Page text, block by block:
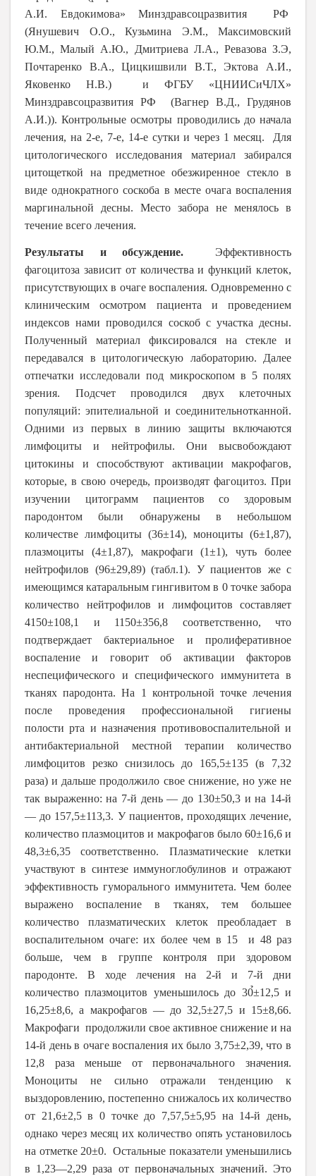
А.И. Евдокимова» Минздравсоцразвития РФ
(Янушевич О.О., Кузьмина Э.М., Максимовский
Ю.М., Малый А.Ю., Дмитриева Л.А., Ревазова З.Э,
Почтаренко В.А., Цицкишвили В.Т., Эктова А.И.,
Яковенко Н.В.) и ФГБУ «ЦНИИСиЧЛХ»
Минздравсоцразвития РФ (Вагнер В.Д., Грудянов
А.И.)). Контрольные осмотры проводились до начала
лечения, на 2-е, 7-е, 14-е сутки и через 1 месяц. Для
цитологического исследования материал забирался
цитощеткой на предметное обезжиренное стекло в
виде однократного соскоба в месте очага воспаления
маргинальной десны. Место забора не менялось в
течение всего лечения.
Результаты и обсуждение. Эффективность
фагоцитоза зависит от количества и функций клеток,
присутствующих в очаге воспаления. Одновременно с
клиническим осмотром пациента и проведением
индексов нами проводился соскоб с участка десны.
Полученный материал фиксировался на стекле и
передавался в цитологическую лабораторию. Далее
отпечатки исследовали под микроскопом в 5 полях
зрения. Подсчет проводился двух клеточных
популяций: эпителиальной и соединительнотканной.
Одними из первых в линию защиты включаются
лимфоциты и нейтрофилы. Они высвобождают
цитокины и способствуют активации макрофагов,
которые, в свою очередь, производят фагоцитоз. При
изучении цитограмм пациентов со здоровым
пародонтом были обнаружены в небольшом
количестве лимфоциты (36±14), моноциты (6±1,87),
плазмоциты (4±1,87), макрофаги (1±1), чуть более
нейтрофилов (96±29,89) (табл.1). У пациентов же с
имеющимся катаральным гингивитом в 0 точке забора
количество нейтрофилов и лимфоцитов составляет
4150±108,1 и 1150±356,8 соответственно, что
подтверждает бактериальное и пролиферативное
воспаление и говорит об активации факторов
неспецифического и специфического иммунитета в
тканях пародонта. На 1 контрольной точке лечения
после проведения профессиональной гигиены
полости рта и назначения противовоспалительной и
антибактериальной местной терапии количество
лимфоцитов резко снизилось до 165,5±135 (в 7,32
раза) и дальше продолжило свое снижение, но уже не
так выраженно: на 7-й день — до 130±50,3 и на 14-й
— до 157,5±113,3. У пациентов, проходящих лечение,
количество плазмоцитов и макрофагов было 60±16,6 и
48,3±6,35 соответственно. Плазматические клетки
участвуют в синтезе иммуноглобулинов и отражают
эффективность гуморального иммунитета. Чем более
выражено воспаление в тканях, тем большее
количество плазматических клеток преобладает в
воспалительном очаге: их более чем в 15 и 48 раз
больше, чем в группе контроля при здоровом
пародонте. В ходе лечения на 2-й и 7-й дни
количество плазмоцитов уменьшилось до 30̉±12,5 и
16,25±8,6, а макрофагов — до 32,5±27,5 и 15±8,66.
Макрофаги продолжили свое активное снижение и на
14-й день в очаге воспаления их было 3,75±2,39, что в
12,8 раза меньше от первоначального значения.
Моноциты не сильно отражали тенденцию к
выздоровлению, постепенно снижалось их количество
от 21,6±2,5 в 0 точке до 7,57,5±5,95 на 14-й день,
однако через месяц их количество опять установилось
на отметке 20±0. Остальные показатели уменьшились
в 1,23—2,29 раза от первоначальных значений. Это